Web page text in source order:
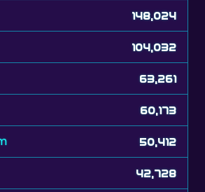
104,032
63,261
60,173
50,412
42,728
41,287